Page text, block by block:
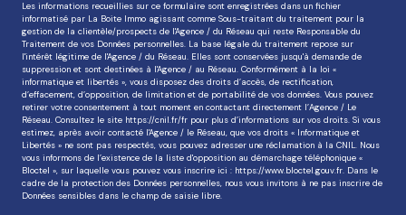
Les informations recueillies sur ce formulaire sont enregistrées dans un fichier
informatisé par La Boite Immo agissant comme Sous-traitant du traitement pour la
gestion de la clientèle/prospects de l'Agence / du Réseau qui reste Responsable du
Traitement de vos Données personnelles. La base légale du traitement repose sur
l'intérêt légitime de l'Agence / du Réseau. Elles sont conservées jusqu'à demande de
suppression et sont destinées à l'Agence / au Réseau. Conformément à la loi «
informatique et libertés », vous disposez des droits d’accès, de rectification,
d’effacement, d’opposition, de limitation et de portabilité de vos données. Vous pouvez
retirer votre consentement à tout moment en contactant directement l’Agence / Le
Réseau. Consultez le site https://cnil.fr/fr pour plus d’informations sur vos droits. Si vous
estimez, après avoir contacté l'Agence / le Réseau, que vos droits « Informatique et
Libertés » ne sont pas respectés, vous pouvez adresser une réclamation à la CNIL. Nous
vous informons de l’existence de la liste d'opposition au démarchage téléphonique «
Bloctel », sur laquelle vous pouvez vous inscrire ici : https://www.bloctel.gouv.fr. Dans le
cadre de la protection des Données personnelles, nous vous invitons à ne pas inscrire de
Données sensibles dans le champ de saisie libre.